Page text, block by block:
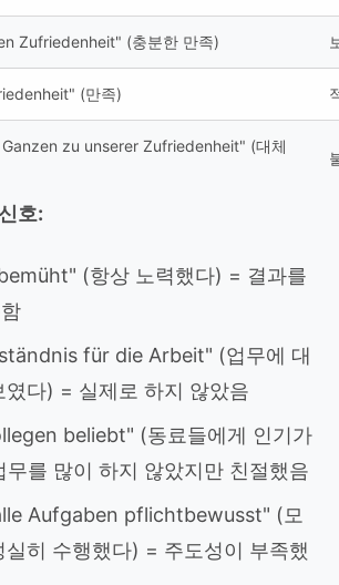
Zufriedenheit" (충분한 만족)
(만족)
zu unserer Zufriedenheit" (대체
호:
(항상 노력했다) = 결과를
für die Arbeit" (업무에 대
였다) = 실제로 하지 않았음
beliebt" (동료들에게 인기가
를 많이 하지 않았지만 친절했음
Aufgaben pflichtbewusst" (모
실히 수행했다) = 주도성이 부족했